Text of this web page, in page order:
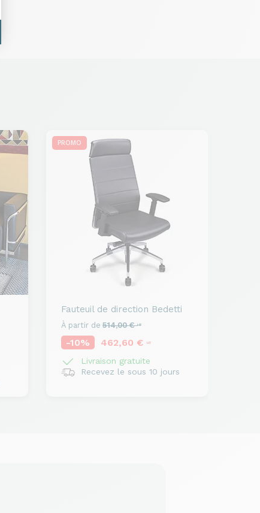
PROMO
Fauteuil de direction Bedetti
À partir de 514,00 €HT
-10% 462,60 € HT
Livraison gratuite
Recevez le sous 10 jours